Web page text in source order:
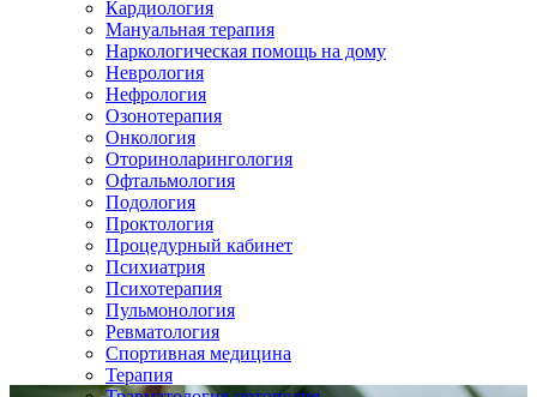
Кардиология
Мануальная терапия
Наркологическая помощь на дому
Неврология
Нефрология
Озонотерапия
Онкология
Оториноларингология
Офтальмология
Подология
Проктология
Процедурный кабинет
Психиатрия
Психотерапия
Пульмонология
Ревматология
Спортивная медицина
Терапия